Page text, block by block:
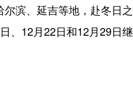
滨、延吉等地，赴冬日之
、12月22日和12月29日继